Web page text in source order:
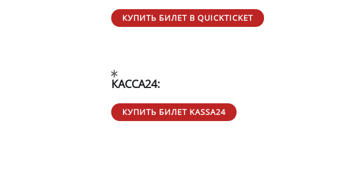
КУПИТЬ БИЛЕТ В QUICKTICKET
КАССА24:
КУПИТЬ БИЛЕТ KASSA24